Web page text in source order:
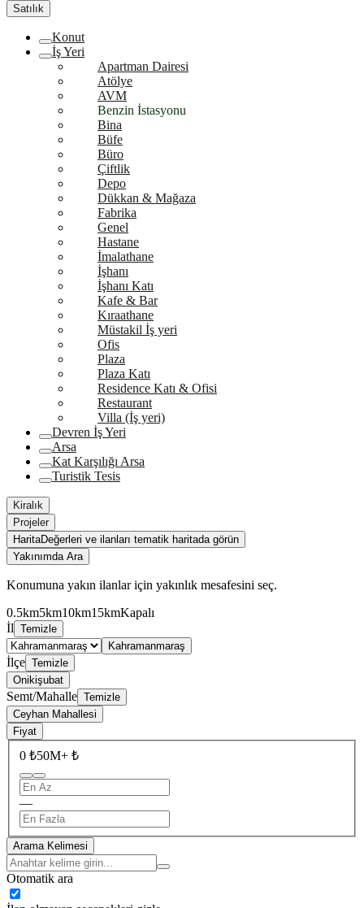
Satılık
Konut
İş Yeri
Apartman Dairesi
Atölye
AVM
Benzin İstasyonu
Bina
Büfe
Büro
Çiftlik
Depo
Dükkan & Mağaza
Fabrika
Genel
Hastane
İmalathane
İşhanı
İşhanı Katı
Kafe & Bar
Kıraathane
Müstakil İş yeri
Ofis
Plaza
Plaza Katı
Residence Katı & Ofisi
Restaurant
Villa (İş yeri)
Devren İş Yeri
Arsa
Kat Karşılığı Arsa
Turistik Tesis
Kiralık
Projeler
HaritaDeğerleri ve ilanları tematik haritada görün
Yakınımda Ara
Konumuna yakın ilanlar için yakınlık mesafesini seç.
0.5km5km10km15kmKapalı
İl Temizle
Kahramanmaraş
İlçe Temizle
Onikişubat
Semt/Mahalle Temizle
Ceyhan Mahallesi
Fiyat
0 ₺50M+ ₺
—
Arama Kelimesi
Otomatik ara